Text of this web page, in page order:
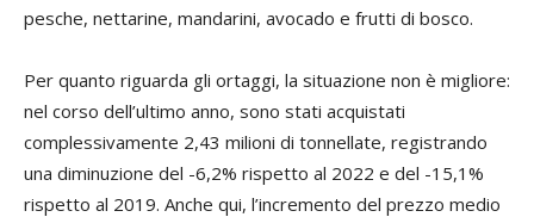
pesche, nettarine, mandarini, avocado e frutti di bosco.
Per quanto riguarda gli ortaggi, la situazione non è migliore:
nel corso dell’ultimo anno, sono stati acquistati
complessivamente 2,43 milioni di tonnellate, registrando
una diminuzione del -6,2% rispetto al 2022 e del -15,1%
rispetto al 2019. Anche qui, l’incremento del prezzo medio